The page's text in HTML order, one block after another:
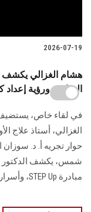
2026-07-19
المبادرة ورؤية
الغزالي، أستاذ
حوار تجريه أ. د. سوزان
شمس، يكشف الدكتور
مبادرة STEP Up، وأسرار التنظيم.